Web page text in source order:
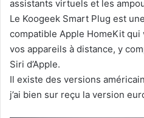
assistants virtuels et les
Le Koogeek Smart Plug est
compatible Apple HomeKit
vos appareils à distance, y
Siri d’Apple.
Il existe des versions
j’ai bien sur reçu la version